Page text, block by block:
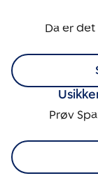
Da er det
Prøv